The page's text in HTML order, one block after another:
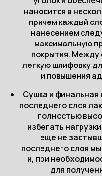
наносится в
причем каждый
нанесением
максимальную
покрытия. Между
легкую шлифовку
и повышения
Сушка и финальная
последнего слоя
полностью
избегать
еще не
последнего слоя
и, при
для